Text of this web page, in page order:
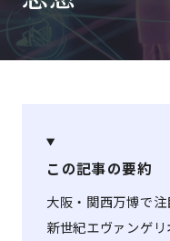
この記事の要約
大阪・関西万博で注
新世紀エヴァンゲ